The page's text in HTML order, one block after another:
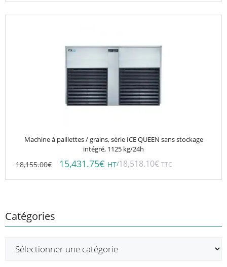
Machine à paillettes / grains, série ICE QUEEN sans stockage
intégré, 1125 kg/24h
18,155.00€ 15,431.75€ HT/18,518.10€ TTC
Catégories